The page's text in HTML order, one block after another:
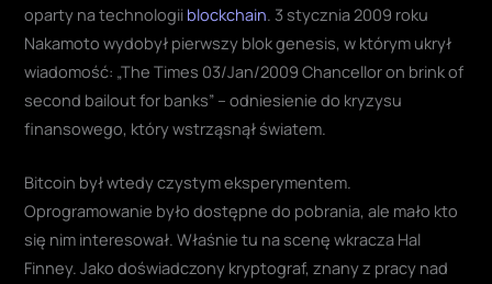
oparty na technologii blockchain. 3 stycznia 2009 roku
Nakamoto wydobył pierwszy blok genesis, w którym ukrył
wiadomość: „The Times 03/Jan/2009 Chancellor on brink of
second bailout for banks” – odniesienie do kryzysu
finansowego, który wstrząsnął światem.
Bitcoin był wtedy czystym eksperymentem.
Oprogramowanie było dostępne do pobrania, ale mało kto
się nim interesował. Właśnie tu na scenę wkracza Hal
Finney. Jako doświadczony kryptograf, znany z pracy nad